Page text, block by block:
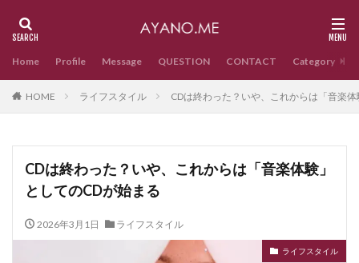
Home Profile Message QUESTION CONTACT Category
HOME ライフスタイル CDは終わった？いや、これからは「音楽
CDは終わった？いや、これからは「音楽体験」
としてのCDが始まる
2026年3月1日 ライフスタイル
ライフスタイル